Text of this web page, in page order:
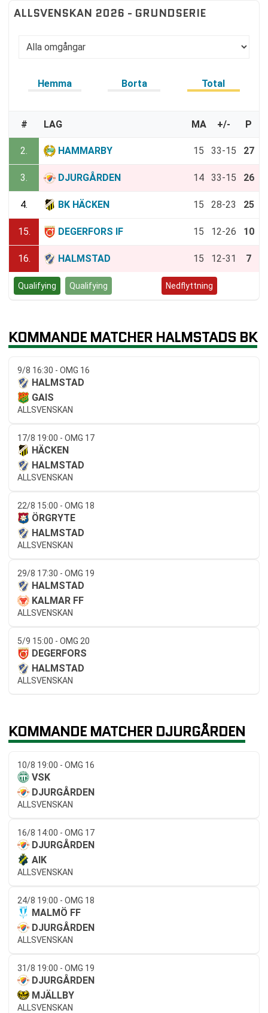
ALLSVENSKAN 2026 - GRUNDSERIE
Hemma Borta Total
# LAG MA +/- P
2. HAMMARBY 15 33-15 27
3. DJURGÅRDEN 14 33-15 26
4. BK HÄCKEN 15 28-23 25
15. DEGERFORS IF 15 12-26 10
16. HALMSTAD 15 12-31 7
Qualifying Qualifying Nedflyttning
KOMMANDE MATCHER HALMSTADS BK
9/8 16:30 - OMG 16
HALMSTAD
GAIS
ALLSVENSKAN
17/8 19:00 - OMG 17
HÄCKEN
HALMSTAD
ALLSVENSKAN
22/8 15:00 - OMG 18
ÖRGRYTE
HALMSTAD
ALLSVENSKAN
29/8 17:30 - OMG 19
HALMSTAD
KALMAR FF
ALLSVENSKAN
5/9 15:00 - OMG 20
DEGERFORS
HALMSTAD
ALLSVENSKAN
KOMMANDE MATCHER DJURGÅRDEN
10/8 19:00 - OMG 16
VSK
DJURGÅRDEN
ALLSVENSKAN
16/8 14:00 - OMG 17
DJURGÅRDEN
AIK
ALLSVENSKAN
24/8 19:00 - OMG 18
MALMÖ FF
DJURGÅRDEN
ALLSVENSKAN
31/8 19:00 - OMG 19
DJURGÅRDEN
MJÄLLBY
ALLSVENSKAN